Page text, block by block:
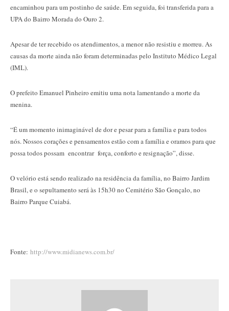
encaminhou para um postinho de saúde. Em seguida, foi transferida para a
UPA do Bairro Morada do Ouro 2.
Apesar de ter recebido os atendimentos, a menor não resistiu e morreu. As
causas da morte ainda não foram determinadas pelo Instituto Médico Legal
(IML).
O prefeito Emanuel Pinheiro emitiu uma nota lamentando a morte da
menina.
“É um momento inimaginável de dor e pesar para a família e para todos
nós. Nossos corações e pensamentos estão com a família e oramos para que
possa todos possam encontrar força, conforto e resignação”, disse.
O velório está sendo realizado na residência da família, no Bairro Jardim
Brasil, e o sepultamento será às 15h30 no Cemitério São Gonçalo, no
Bairro Parque Cuiabá.
Fonte: http://www.midianews.com.br/